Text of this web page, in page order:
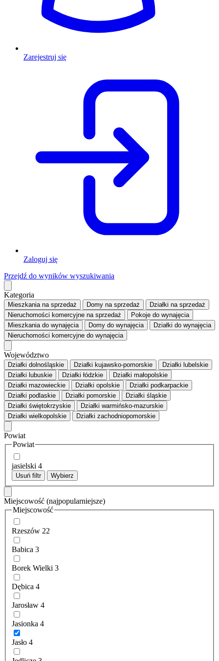
Zarejestruj się
Zaloguj się
Przejdź do wyników wyszukiwania
Kategoria
Mieszkaniana sprzedaż Domy na sprzedaż Działki na sprzedaż
Nieruchomości komercyjne na sprzedaż Pokoje do wynajęcia
Mieszkaniado wynajęcia Domy do wynajęcia Działki do wynajęcia
Nieruchomości komercyjne do wynajęcia
Województwo
Działki dolnośląskie Działki kujawsko-pomorskie
Działki lubelskie
Działki lubuskie
Działki łódzkie
Działki małopolskie
Działki mazowieckie
Działki opolskie
Działki podkarpackie
Działki podlaskie
Działki pomorskie
Działki śląskie
Działki świętokrzyskie
Działki warmińsko-mazurskie
Działki wielkopolskie
Działki zachodniopomorskie
Powiat
Powiat
jasielski 4
Usuń filtr Wybierz
Miejscowość (najpopularniejsze)
Miejscowość
Rzeszów 22
Babica 3
Borek Wielki 3
Dębica 4
Jarosław 4
Jasionka 4
Jasło 4